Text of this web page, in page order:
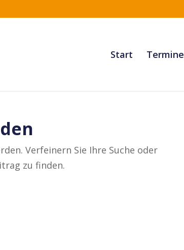
Start Termine
Verfeinern Sie Ihre Suche oder
zu finden.